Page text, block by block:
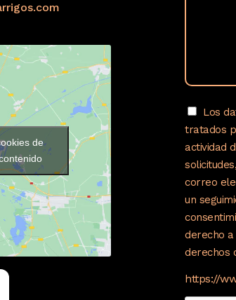
de
Los
tratados
actividad
correo
un
derecho
derechos
https://